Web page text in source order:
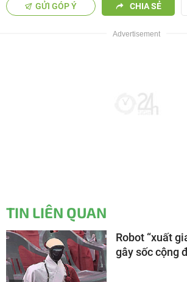
GỬI GÓP Ý CHIA SẺ
TIN LIÊN QUAN
Robot “xuất
gây sốc cộng